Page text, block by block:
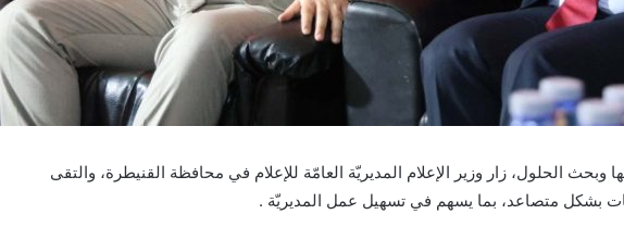
الحلول، زار وزير الإعلام المديريّة العامّة للإعلام في محافظة القنيطرة، والتقى
بشكل متصاعد، بما يسهم في تسهيل عمل المديريّة .